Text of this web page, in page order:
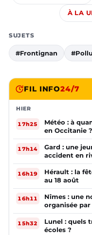
À LA
SUJETS
#Frontignan
FIL INFO24/7
HIER
17h25
Météo : à
en Occitanie
17h14
Gard : une
accident en
16h19
Hérault : la
au 18 août
16h11
Nîmes : une
organisée
15h32
Lunel : quels
écoles ?